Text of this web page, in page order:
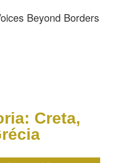
Beyond Borders
Creta,